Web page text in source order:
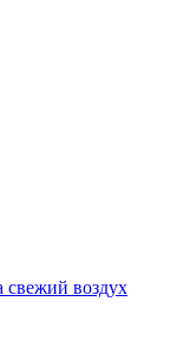
свежий воздух